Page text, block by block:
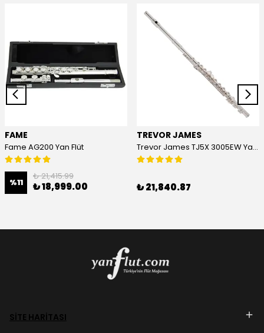
FAME
Fame AG200 Yan Flüt
%11
₺ 21,415.99
₺ 18,999.00
TREVOR JAMES
Trevor James TJ5X 3005EW Yan Flüt
₺ 21,840.87
SİTE HARİTASI